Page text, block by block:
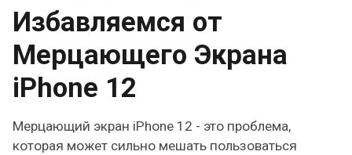
Избавляемся от
Мерцающего Экрана
iPhone 12
Мерцающий экран iPhone 12 - это проблема,
которая может сильно мешать пользоваться